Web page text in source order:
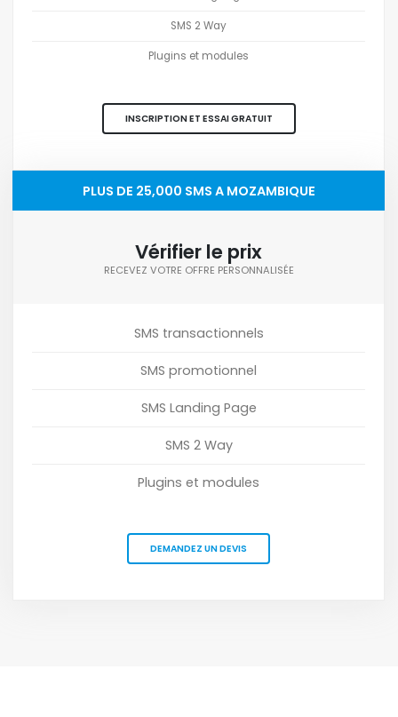
SMS 2 Way
Plugins et modules
INSCRIPTION ET ESSAI GRATUIT
PLUS DE 25,000 SMS A MOZAMBIQUE
Vérifier le prix
RECEVEZ VOTRE OFFRE PERSONNALISÉE
SMS transactionnels
SMS promotionnel
SMS Landing Page
SMS 2 Way
Plugins et modules
DEMANDEZ UN DEVIS